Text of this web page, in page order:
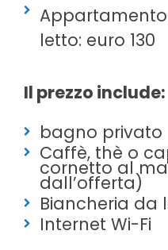
letto: euro 130
Il prezzo include:
bagno privato
Caffè, thè o
cornetto al
dall’offerta)
Biancheria da
Internet Wi-Fi